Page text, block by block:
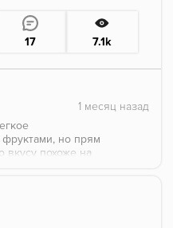
17 7.1k
но прям
вкусу похоже на